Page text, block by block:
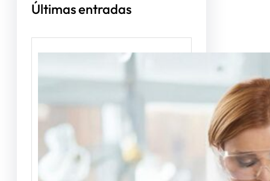
Últimas entradas